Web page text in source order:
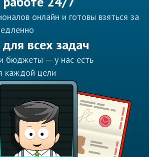
онлайн и готовы взяться за
всех задач
бюджеты — у нас есть
каждой цели